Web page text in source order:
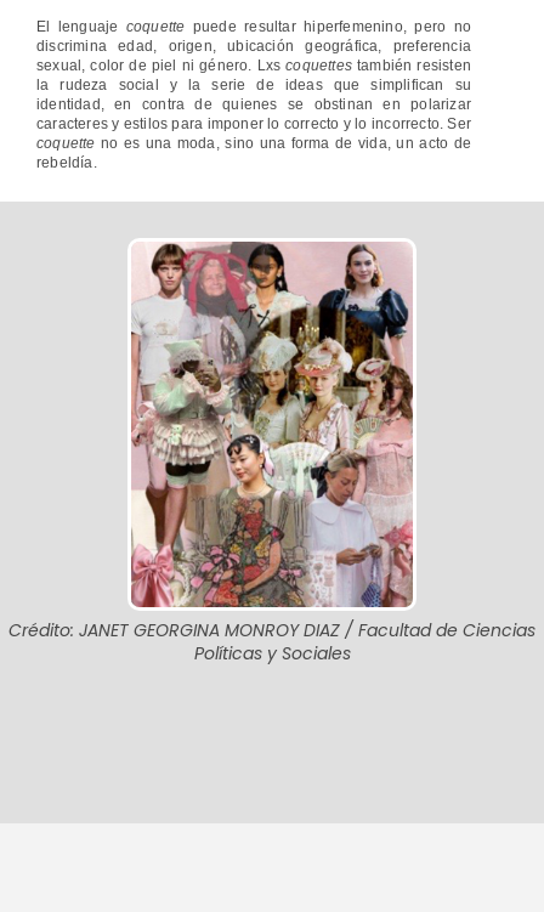
Crédito: JANET GEORGINA MONROY DIAZ / Facultad de Ciencias
Políticas y Sociales
El lenguaje coquette puede resultar hiperfemenino, pero no
discrimina edad, origen, ubicación geográfica, preferencia
sexual, color de piel ni género. Lxscoquettes también resisten
la rudeza social y la serie de ideas que simplifican su
identidad, en contra de quienes se obstinan en polarizar
caracteres y estilos para imponer lo correcto y lo incorrecto. Ser
coquette no es una moda, sino una forma de vida, un acto de
rebeldía.